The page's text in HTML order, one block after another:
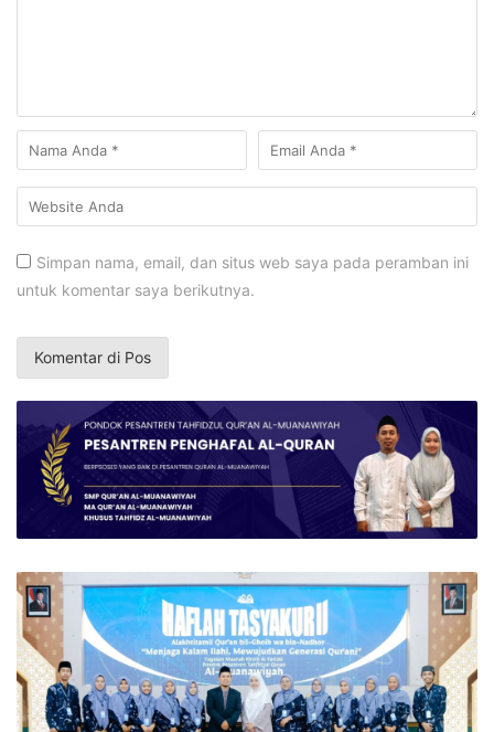
Simpan nama, email, dan situs web saya pada peramban ini
untuk komentar saya berikutnya.